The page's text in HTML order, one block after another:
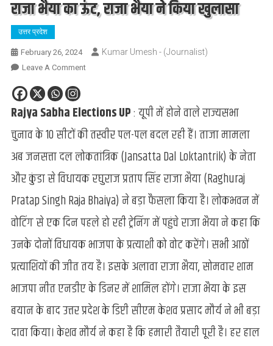
राजा भैया का ऊंट, राजा भैया ने किया खुलासा
उत्तर प्रदेश
February 26, 2024 Kumar Umesh - (Journalist)
Leave A CommentOn
Elections
:
किस
बैठेगा
भैया
का
राजा
भैया
किया
खुलासा
Rajya Sabha Elections UP: यूपी में होने वाले राज्यसभा
चुनाव के 10 सीटों की तस्वीर पल-पल बदल रही हैं। ताजा मामला
अब जनसत्ता दल लोकतांत्रिक (Jansatta Dal Loktantrik) के नेता
और कुंडा से विधायक रघुराज प्रताप सिंह राजा भैया (Raghuraj
Pratap Singh Raja Bhaiya) ने बड़ा फैसला किया है। लोकभवन में
वोटिंग से एक दिन पहले हो रही ट्रेनिंग में पहुंचे राजा भैया ने कहा कि
उनके दोनों विधायक भाजपा के प्रत्याशी को वोट करेंगे। सभी आठों
प्रत्याशियों की जीत तय है। इसके अलावा राजा भैया, सोमवार शाम
भाजपा नीत एनडीए के डिनर में शामिल होंगे। राजा भैया के इस
बयान के बाद उत्तर प्रदेश के डिप्टी सीएम केशव प्रसाद मौर्य ने भी बड़ा
दावा किया। केशव मौर्य ने कहा है कि हमारी तैयारी पूरी है। हर हाल